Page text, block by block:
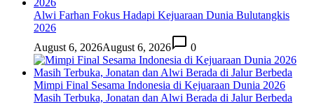
Alwi Farhan Fokus Hadapi Kejuaraan Dunia Bulutangkis
2026
August 6, 2026August 6, 2026 0
Mimpi Final Sesama Indonesia di Kejuaraan Dunia 2026
Masih Terbuka, Jonatan dan Alwi Berada di Jalur Berbeda